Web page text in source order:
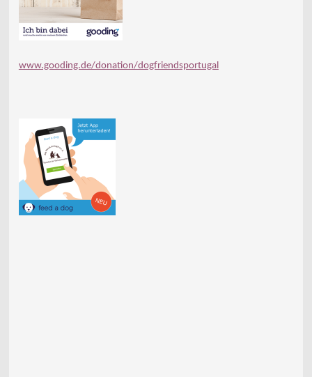
www.gooding.de/donation/dogfriendsportugal